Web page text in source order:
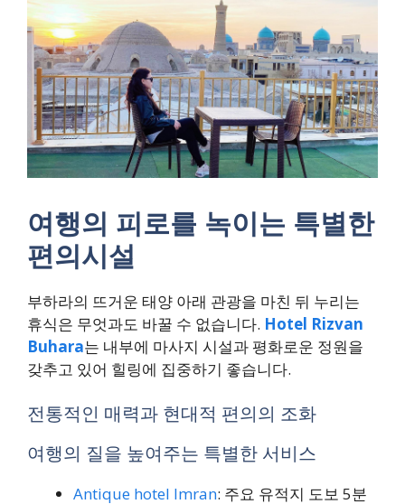
여행의 피로를 녹이는 특별한
편의시설
부하라의 뜨거운 태양 아래 관광을 마친 뒤 누리는
휴식은 무엇과도 바꿀 수 없습니다. Hotel Rizvan
Buhara는 내부에 마사지 시설과 평화로운 정원을
갖추고 있어 힐링에 집중하기 좋습니다.
전통적인 매력과 현대적 편의의 조화
여행의 질을 높여주는 특별한 서비스
Antique hotel Imran: 주요 유적지 도보 5분